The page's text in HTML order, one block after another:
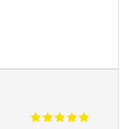
CCCCC